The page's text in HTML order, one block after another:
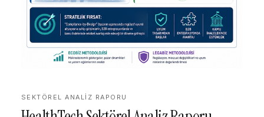
SEKTÖREL ANALİZ RAPORU